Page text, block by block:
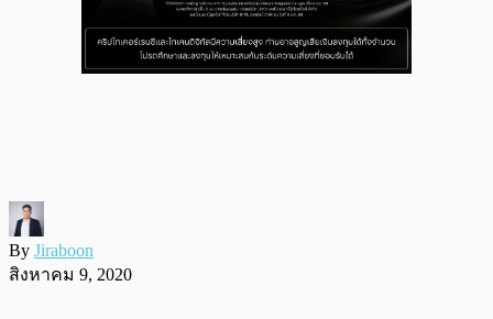
By Jiraboon
สิงหาคม 9, 2020